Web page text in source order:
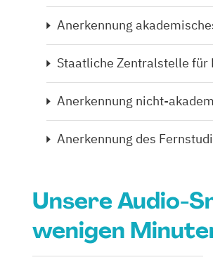
Anerkennung
Staatliche Zentralstelle für
Anerkennung nicht-
Anerkennung des
Unsere Audio-
wenigen